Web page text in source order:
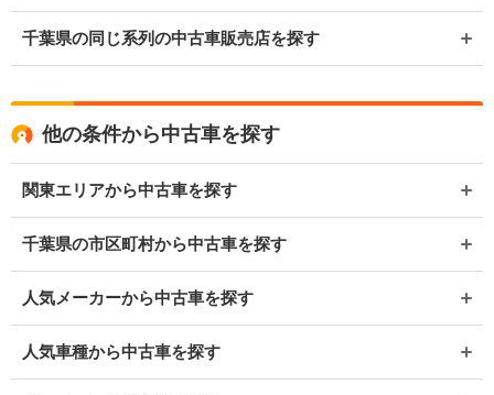
千葉県の同じ系列の中古車販売店を探す
他の条件から中古車を探す
関東エリアから中古車を探す
千葉県の市区町村から中古車を探す
人気メーカーから中古車を探す
人気車種から中古車を探す